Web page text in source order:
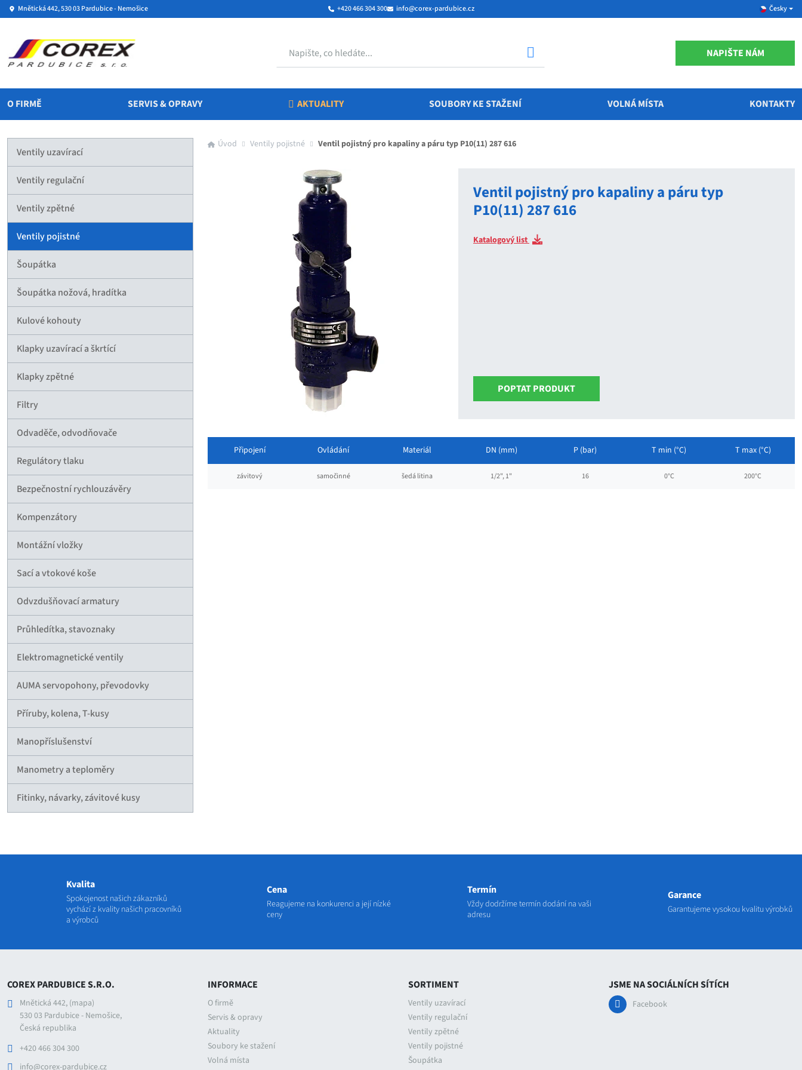
Mnětická 442, 530 03 Pardubice - Nemošice +420 466 304 300 info@corex-pardubice.cz Česky
NAPIŠTE NÁM
O FIRMĚ SERVIS & OPRAVY AKTUALITY SOUBORY KE STAŽENÍ VOLNÁ MÍSTA KONTAKTY
Ventily uzavírací
Ventily regulační
Ventily zpětné
Ventily pojistné
Šoupátka
Šoupátka nožová, hradítka
Kulové kohouty
Klapky uzavírací a škrtící
Klapky zpětné
Filtry
Odvaděče, odvodňovače
Regulátory tlaku
Bezpečnostní rychlouzávěry
Kompenzátory
Montážní vložky
Sací a vtokové koše
Odvzdušňovací armatury
Průhledítka, stavoznaky
Elektromagnetické ventily
AUMA servopohony, převodovky
Příruby, kolena, T-kusy
Manopříslušenství
Manometry a teploměry
Fitinky, návarky, závitové kusy
Úvod Ventily pojistné Ventil pojistný pro kapaliny a páru typ P10(11) 287 616
Ventil pojistný pro kapaliny a páru typ
P10(11) 287 616
Katalogový list
POPTAT PRODUKT
Připojení
závitový
Ovládání
samočinné
Materiál
šedá litina
DN (mm)
1/2", 1"
P (bar)
16
T min (°C)
0°C
T max (°C)
200°C
Kvalita
Spokojenost našich zákazníků
vychází z kvality našich pracovníků
a výrobců
Cena
Reagujeme na konkurenci a její nízké
ceny
Termín
Vždy dodržíme termín dodání na vaši
adresu
Garance
Garantujeme vysokou kvalitu výrobků
COREX PARDUBICE S.R.O.
Mnětická 442, (mapa)
530 03 Pardubice - Nemošice,
Česká republika
+420 466 304 300
info@corex-pardubice.cz
INFORMACE
O firmě
Servis & opravy
Aktuality
Soubory ke stažení
Volná místa
SORTIMENT
Ventily uzavírací
Ventily regulační
Ventily zpětné
Ventily pojistné
Šoupátka
JSME NA SOCIÁLNÍCH SÍTÍCH
Facebook